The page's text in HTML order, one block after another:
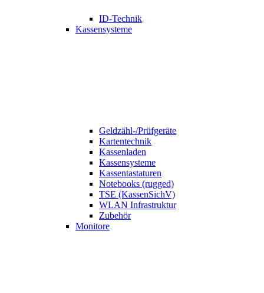
ID-Technik
Kassensysteme
Geldzähl-/Prüfgeräte
Kartentechnik
Kassenladen
Kassensysteme
Kassentastaturen
Notebooks (rugged)
TSE (KassenSichV)
WLAN Infrastruktur
Zubehör
Monitore